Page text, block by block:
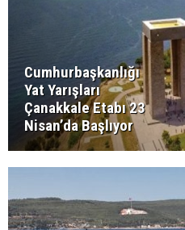
Cumhurbaşkanlığı
Yat Yarışları
Çanakkale Etabı 23
Nisan’da Başlıyor